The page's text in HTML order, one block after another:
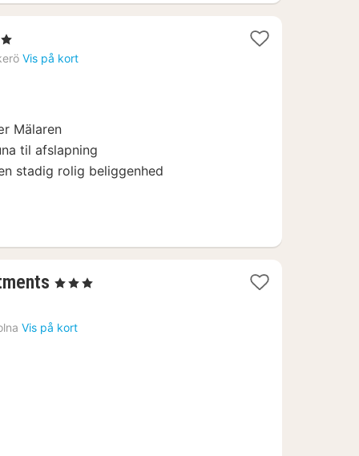
Vis på kort
Mälaren
til afslapning
stadig rolig beliggenhed
1
fra
600
, 3 Stjerner
Vis på kort